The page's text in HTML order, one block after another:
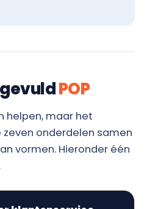
POP
helpen, maar het
onderdelen samen
vormen. Hieronder één